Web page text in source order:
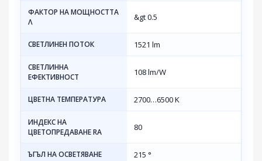
ФАКТОР НА МОЩНОСТТА
Λ
&gt 0.5
СВЕТЛИНЕН ПОТОК 1521 lm
СВЕТЛИННА
ЕФЕКТИВНОСТ
108 lm/W
ЦВЕТНА ТЕМПЕРАТУРА 2700…6500 K
ИНДЕКС НА
ЦВЕТОПРЕДАВАНЕ RA
80
ЪГЪЛ НА ОСВЕТЯВАНЕ 215 °